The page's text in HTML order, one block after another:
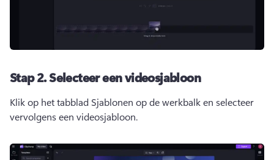
Stap 2.Selecteer een videosjabloon
Klik op het tabblad Sjablonen op de werkbalk en selecteer
vervolgens een videosjabloon.